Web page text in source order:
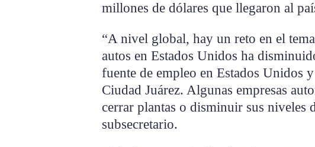
millones de dólares que llegaron al
“A nivel global, hay un reto en el
autos en Estados Unidos ha
fuente de empleo en Estados Unidos
Ciudad Juárez. Algunas empresas
cerrar plantas o disminuir sus niveles
subsecretario.